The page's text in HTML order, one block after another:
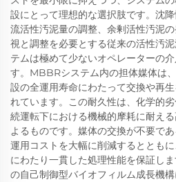
設にとって理想的な選択肢です。沈
流活性汚泥量の調整、余剰活性汚泥
視と調整を必要とする従来の活性汚
テムは極めて少ないオペレーターの
す。MBBRシステム内の担体媒体は
設の全運用寿命にわたって交換や再
れています。この耐久性は、化学的
続運転下における機械的摩耗に耐え
よるものです。媒体の交換が不要で
運用コストを大幅に削減するととも
にわたり一貫した処理性能を保証し
の自己制御型バイオフィルム成長機